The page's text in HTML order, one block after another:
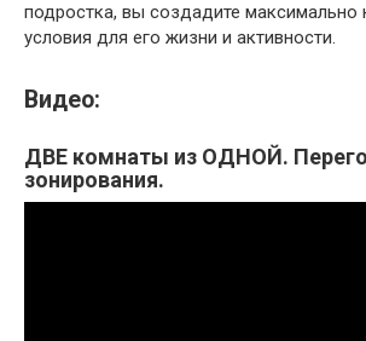
подростка, вы создадите
условия для его жизни и активности.
Видео:
ДВЕ комнаты из ОДНОЙ.
зонирования.